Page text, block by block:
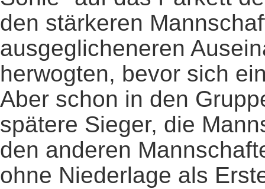
den stärkeren
ausgeglicheneren
herwogten, bevor sich
Aber schon in den
spätere Sieger, die
den anderen
ohne Niederlage als